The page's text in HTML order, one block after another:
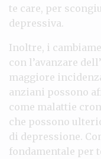
te care, per
depressiva.
Inoltre, i
con l’avanzare
maggiore
anziani possono
come malattie
che possono
di depressione.
fondamentale per